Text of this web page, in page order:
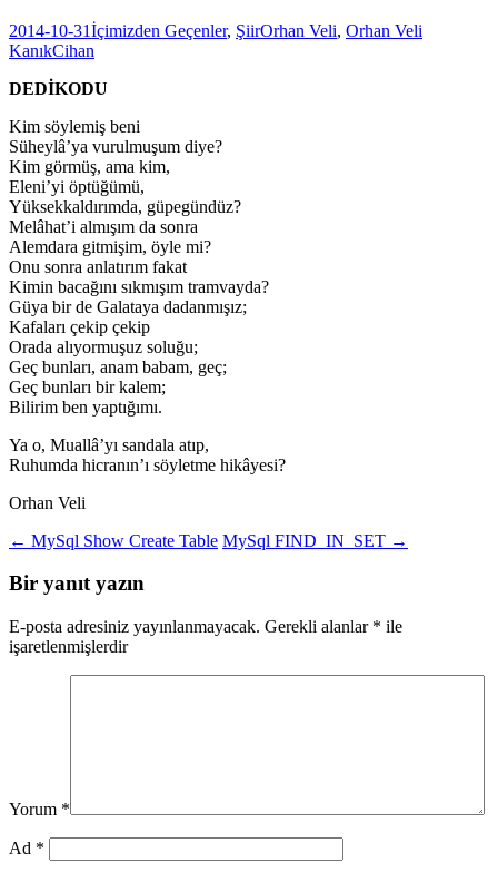
2014-10-31İçimizden Geçenler, ŞiirOrhan Veli, Orhan Veli
KanıkCihan
DEDİKODU
Kim söylemiş beni
Süheylâ’ya vurulmuşum diye?
Kim görmüş, ama kim,
Eleni’yi öptüğümü,
Yüksekkaldırımda, güpegündüz?
Melâhat’i almışım da sonra
Alemdara gitmişim, öyle mi?
Onu sonra anlatırım fakat
Kimin bacağını sıkmışım tramvayda?
Güya bir de Galataya dadanmışız;
Kafaları çekip çekip
Orada alıyormuşuz soluğu;
Geç bunları, anam babam, geç;
Geç bunları bir kalem;
Bilirim ben yaptığımı.
Ya o, Muallâ’yı sandala atıp,
Ruhumda hicranın’ı söyletme hikâyesi?
Orhan Veli
Yazı
dolaşımı
← MySql Show Create Table MySql FIND_IN_SET →
Bir yanıt yazın
E-posta adresiniz yayınlanmayacak. Gerekli alanlar * ile
işaretlenmişlerdir
Yorum *
Ad *